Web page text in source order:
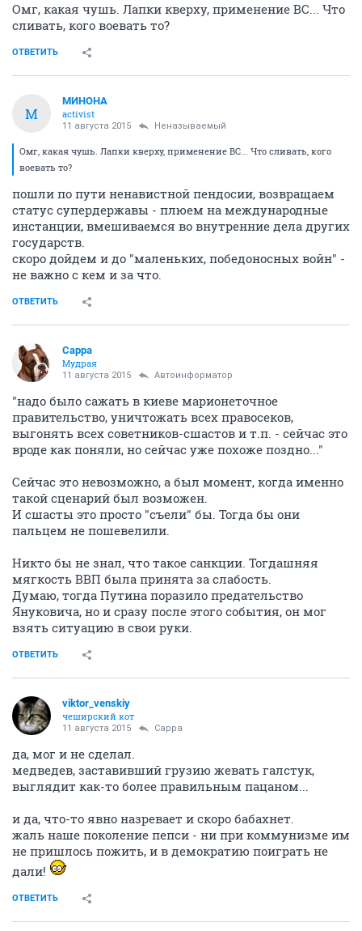
Омг, какая чушь. Лапки кверху, применение ВС... Что
сливать, кого воевать то?
ОТВЕТИТЬ
М
МИНОНА
activist
11 августа 2015 Неназываемый
Омг, какая чушь. Лапки кверху, применение ВС... Что сливать, кого
воевать то?
пошли по пути ненавистной пендосии, возвращаем
статус супердержавы - плюем на международные
инстанции, вмешиваемся во внутренние дела других
государств.
скоро дойдем и до "маленьких, победоносных войн" -
не важно с кем и за что.
ОТВЕТИТЬ
Сарра
Мудрая
11 августа 2015 Автоинформатор
"надо было сажать в киеве марионеточное
правительство, уничтожать всех правосеков,
выгонять всех советников-сшастов и т.п. - сейчас это
вроде как поняли, но сейчас уже похоже поздно..."
Сейчас это невозможно, а был момент, когда именно
такой сценарий был возможен.
И сшасты это просто "съели" бы. Тогда бы они
пальцем не пошевелили.
Никто бы не знал, что такое санкции. Тогдашняя
мягкость ВВП была принята за слабость.
Думаю, тогда Путина поразило предательство
Януковича, но и сразу после этого события, он мог
взять ситуацию в свои руки.
ОТВЕТИТЬ
viktor_venskiy
чеширский кот
11 августа 2015 Сарра
да, мог и не сделал.
медведев, заставивший грузию жевать галстук,
выглядит как-то более правильным пацаном...
и да, что-то явно назревает и скоро бабахнет.
жаль наше поколение пепси - ни при коммунизме им
не пришлось пожить, и в демократию поиграть не
дали!
ОТВЕТИТЬ